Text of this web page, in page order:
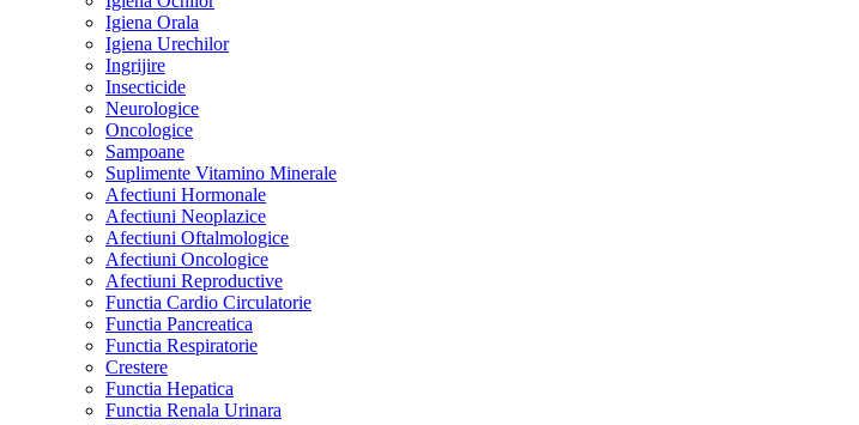
Igiena Orala
Igiena Urechilor
Ingrijire
Insecticide
Neurologice
Oncologice
Sampoane
Suplimente Vitamino Minerale
Afectiuni Hormonale
Afectiuni Neoplazice
Afectiuni Oftalmologice
Afectiuni Oncologice
Afectiuni Reproductive
Functia Cardio Circulatorie
Functia Pancreatica
Functia Respiratorie
Crestere
Functia Hepatica
Functia Renala Urinara